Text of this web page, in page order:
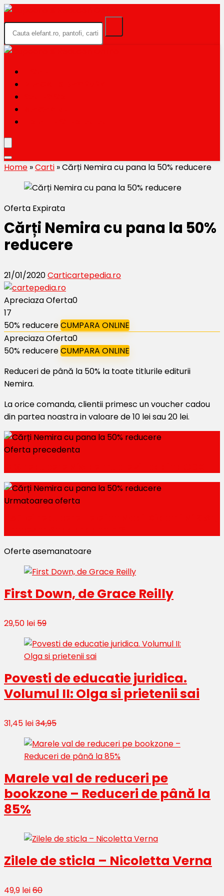
Home »Carti »Cărți Nemira cu pana la 50% reducere
Oferta Expirata
Cărți Nemira cu pana la 50%
reducere
21/01/2020Carticartepedia.ro
Apreciaza Oferta0
17
50% reducereCUMPARA ONLINE
Apreciaza Oferta0
50% reducereCUMPARA ONLINE
Reduceri de până la 50% la toate titlurile editurii
Nemira.
La orice comanda, clientii primesc un voucher cadou
din partea noastra in valoare de 10 lei sau 20 lei.
Oferta precedenta
Urmatoarea oferta
Oferte asemanatoare
First Down, de Grace Reilly
29,50 lei59
Povesti de educatie juridica.
Volumul II: Olga si prietenii sai
31,45 lei34,95
Marele val de reduceri pe
bookzone – Reduceri de până la
85%
Zilele de sticla – Nicoletta Verna
49,9 lei60